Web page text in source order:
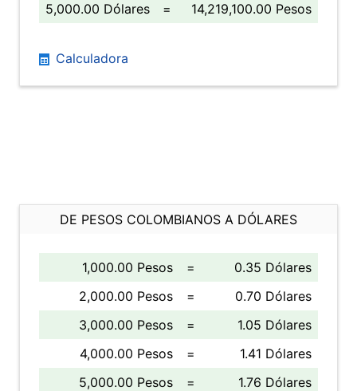
5,000.00 Dólares
= 14,219,100.00 Pesos
Calculadora
DE PESOS COLOMBIANOS A DÓLARES
1,000.00 Pesos =
0.35 Dólares
2,000.00 Pesos
=
0.70 Dólares
3,000.00 Pesos
=
1.05 Dólares
4,000.00 Pesos
=
1.41 Dólares
5,000.00 Pesos
=
1.76 Dólares